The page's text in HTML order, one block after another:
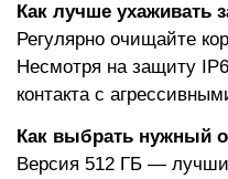
Как лучше ухаживать
Регулярно очищайте
Несмотря на защиту
контакта с
Как выбрать нужный
Версия 512 ГБ —